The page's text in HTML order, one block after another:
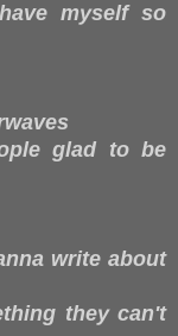
myself so
glad to be
write about
they can't